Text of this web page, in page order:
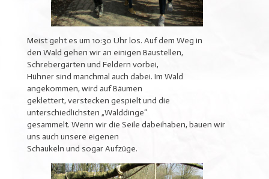
Meist geht es um 10:30 Uhr los. Auf dem Weg in
den Wald gehen wir an einigen Baustellen,
Schrebergärten und Feldern vorbei,
Hühner sind manchmal auch dabei. Im Wald
angekommen, wird auf Bäumen
geklettert, verstecken gespielt und die
unterschiedlichsten „Walddinge“
gesammelt. Wenn wir die Seile dabeihaben, bauen wir
uns auch unsere eigenen
Schaukeln und sogar Aufzüge.